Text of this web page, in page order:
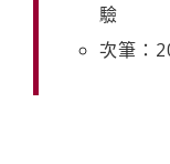
驗
次筆：